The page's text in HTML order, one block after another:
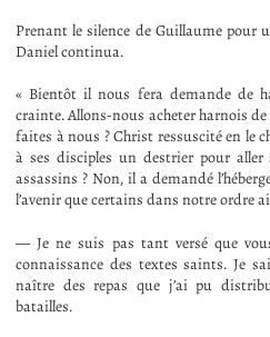
Prenant le silence de Guillaume pour
Daniel continua.
« Bientôt il nous fera demande de
crainte. Allons-nous acheter harnois
faites à nous ? Christ ressuscité en le
à ses disciples un destrier pour
assassins ? Non, il a demandé
l’avenir que certains dans notre ordre
— Je ne suis pas tant versé que
connaissance des textes saints. Je
naître des repas que j’ai pu
batailles.